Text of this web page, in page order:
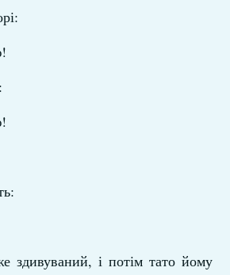
здивуваний, і потім тато йому